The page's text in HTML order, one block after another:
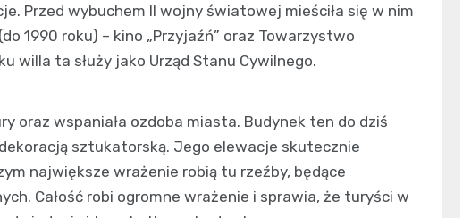
Przed wybuchem II wojny światowej mieściła się w nim
1990 roku) – kino „Przyjaźń” oraz Towarzystwo
willa ta służy jako Urząd Stanu Cywilnego.
oraz wspaniała ozdoba miasta. Budynek ten do dziś
sztukatorską. Jego elewacje skutecznie
największe wrażenie robią tu rzeźby, będące
Całość robi ogromne wrażenie i sprawia, że turyści w